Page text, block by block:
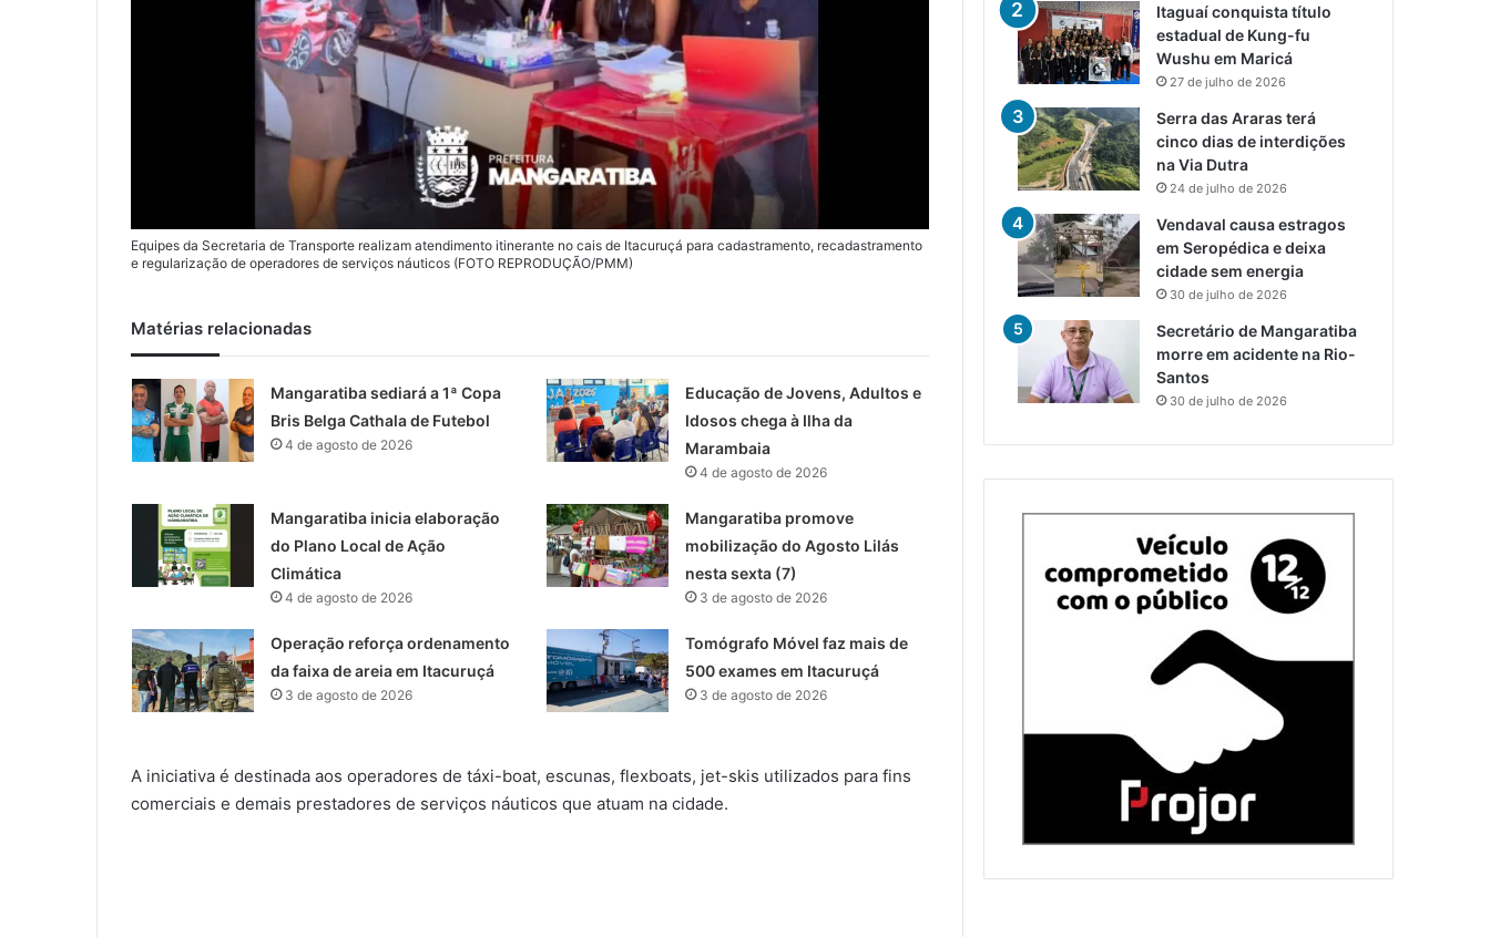
Equipes da Secretaria de Transporte realizam atendimento itinerante no cais de Itacuruçá para cadastramento, recadastramento
e regularização de operadores de serviços náuticos (FOTO REPRODUÇÃO/PMM)
Matérias relacionadas
Mangaratiba sediará a 1ª Copa
Bris Belga Cathala de Futebol
4 de agosto de 2026
Educação de Jovens, Adultos e
Idosos chega à Ilha da
Marambaia
4 de agosto de 2026
Mangaratiba inicia elaboração
do Plano Local de Ação
Climática
4 de agosto de 2026
Mangaratiba promove
mobilização do Agosto Lilás
nesta sexta (7)
3 de agosto de 2026
Operação reforça ordenamento
da faixa de areia em Itacuruçá
3 de agosto de 2026
Tomógrafo Móvel faz mais de
500 exames em Itacuruçá
3 de agosto de 2026
A iniciativa é destinada aos operadores de táxi-boat, escunas, flexboats, jet-skis utilizados para fins
comerciais e demais prestadores de serviços náuticos que atuam na cidade.
Itaguaí conquista título
estadual de Kung-fu
Wushu em Maricá
27 de julho de 2026
Serra das Araras terá
cinco dias de interdições
na Via Dutra
24 de julho de 2026
Vendaval causa estragos
em Seropédica e deixa
cidade sem energia
30 de julho de 2026
Secretário de Mangaratiba
morre em acidente na Rio-
Santos
30 de julho de 2026